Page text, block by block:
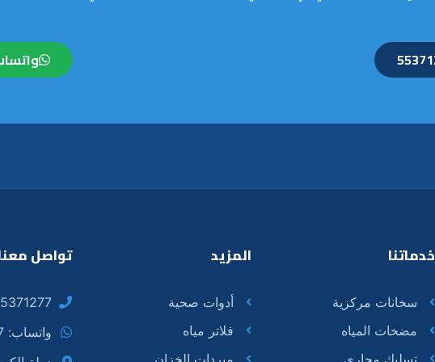
خدماتنا
سخانات مركزية
مضخات المياه
المزيد
أدوات صحية
فلاتر مياه
تواصل
واتساب: 55371277